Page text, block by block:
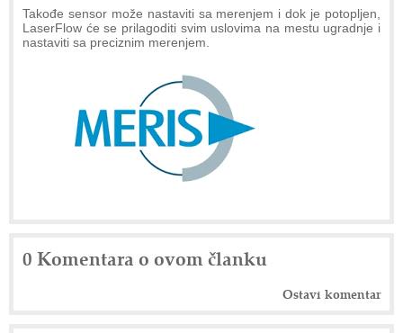
Takođe sensor može nastaviti sa merenjem i dok je potopljen,
LaserFlow će se prilagoditi svim uslovima na mestu ugradnje i
nastaviti sa preciznim merenjem.
0 Komentara o ovom članku
Ostavi komentar